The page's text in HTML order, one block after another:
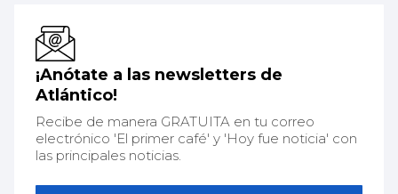
¡Anótate a las newsletters de
Atlántico!
Recibe de manera GRATUITA en tu correo
electrónico 'El primer café' y 'Hoy fue noticia' con
las principales noticias.